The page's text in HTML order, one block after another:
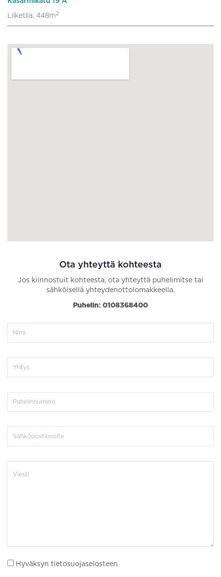
Liiketila, 448m 2
Ota yhteyttä kohteesta
Jos kiinnostuit kohteesta, ota yhteyttä puhelimitse tai
sähköisellä yhteydenottolomakkeella.
Puhelin: 0108368400
Hyväksyn tietosuojaselosteen